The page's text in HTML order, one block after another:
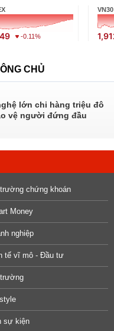
-0.11%
VN30
CHỦ
lớn chi hàng triệu đô
vệ người đứng đầu
chứng khoán
Money
nghiệp
tế vĩ mô - Đầu tư
sự kiện